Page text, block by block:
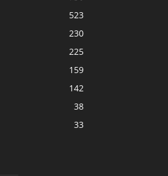
523
230
225
159
142
38
33